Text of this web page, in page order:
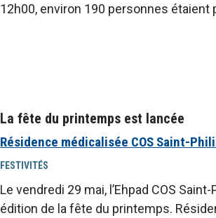
12h00, environ 190 personnes
La fête du printemps est lancée
Résidence médicalisée COS Saint-
FESTIVITÉS
Le vendredi 29 mai, l’Ehpad COS
édition de la fête du printemps.